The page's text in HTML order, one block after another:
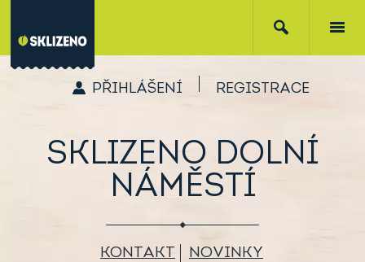
PŘIHLÁŠENÍ REGISTRACE
SKLIZENO DOLNÍ
NÁMĚSTÍ
KONTAKT NOVINKY